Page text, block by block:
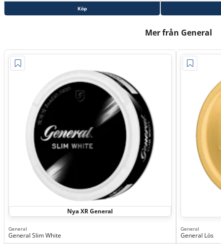
Köp
Mer från General
Nya XR General
General
General Slim White
General
General Lös